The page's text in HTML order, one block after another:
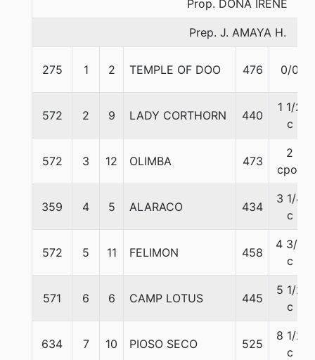
Prop. DOÑA IRENE
Prep. J. AMAYA H.
275 1 2 TEMPLE OF DOO 476 0/0
572 2 9 LADY CORTHORN 440
1 1/2
c
572 3 12 OLIMBA 473
2
cpos
359 4 5 ALARACO 434
3 1/4
c
572 5 11 FELIMON 458
4 3/4
c
571 6 6 CAMP LOTUS 445
5 1/2
c
634 7 10 PIOSO SECO 525
8 1/2
c